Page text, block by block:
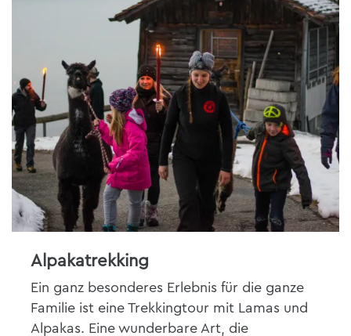
Alpakatrekking
Ein ganz besonderes Erlebnis für die ganze
Familie ist eine Trekkingtour mit Lamas und
Alpakas. Eine wunderbare Art, die